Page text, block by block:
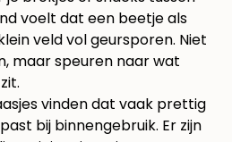
voelt dat een beetje als
veld vol geursporen. Niet
maar speuren naar wat
vinden dat vaak prettig
bij binnengebruik. Er zijn